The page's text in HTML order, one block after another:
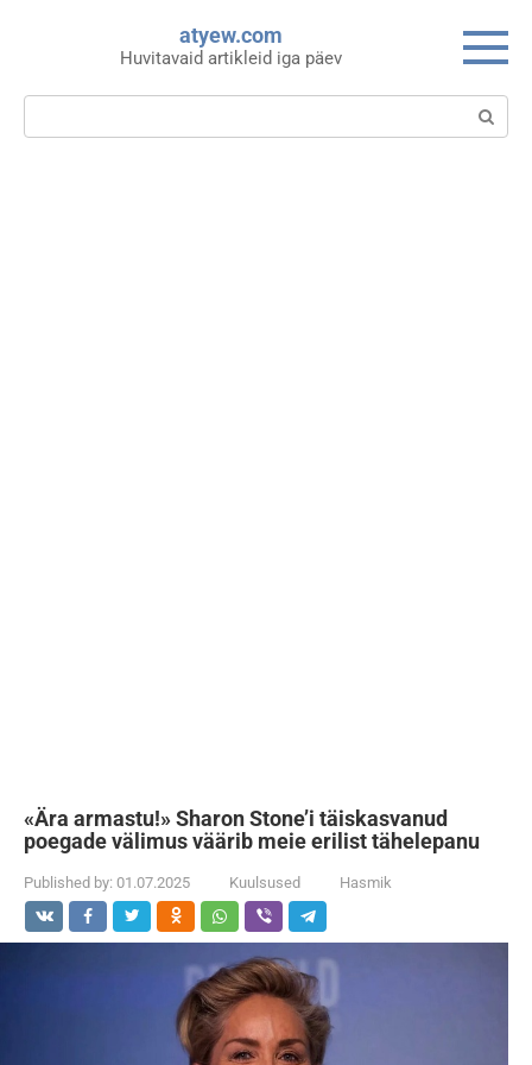
atyew.com
Huvitavaid artikleid iga päev
Search:
«Ära armastu!» Sharon Stone’i täiskasvanud
poegade välimus väärib meie erilist tähelepanu
Published by: 01.07.2025 Kuulsused Hasmik